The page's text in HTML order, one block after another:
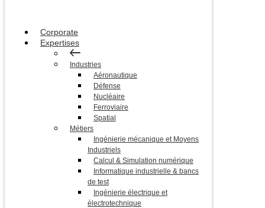
Corporate
Expertises
Industries
Aéronautique
Défense
Nucléaire
Ferroviaire
Spatial
Métiers
Ingénierie mécanique et Moyens
Industriels
Calcul & Simulation numérique
Informatique industrielle & bancs
de test
Ingénierie électrique et
électrotechnique